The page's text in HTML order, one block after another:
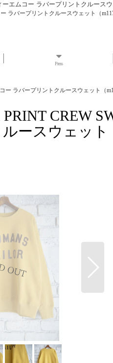
エムコー ラバープリントクルースウ
ラバープリントクルースウェット（
Press
ラバープリントクルースウェット（
CREW
ースウェット